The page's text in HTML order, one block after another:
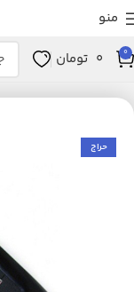
منو
0
0 تومان
خانه زیبایی و سلامت
حراج